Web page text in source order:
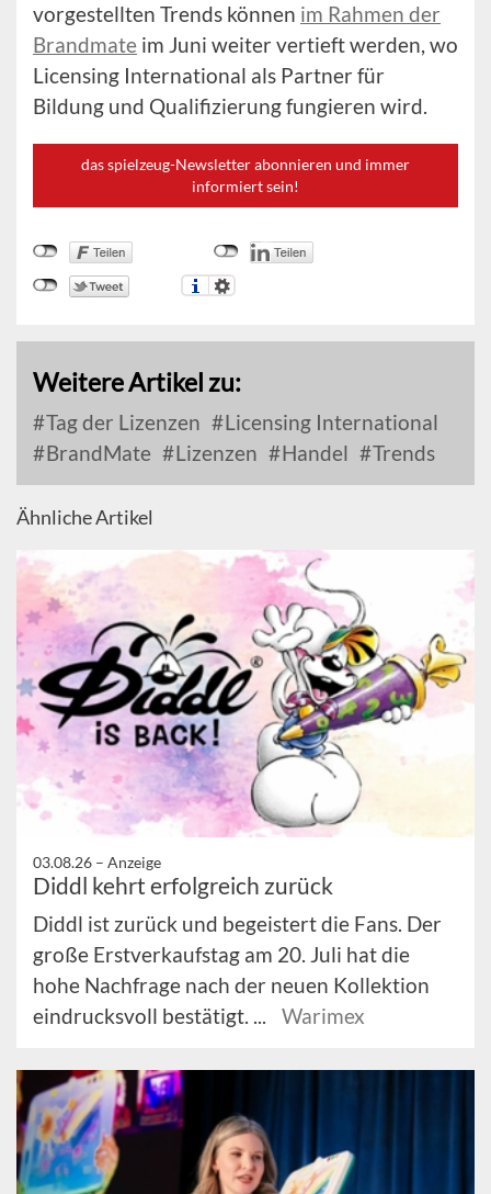
vorgestellten Trends können im Rahmen der
Brandmate im Juni weiter vertieft werden, wo
Licensing International als Partner für
Bildung und Qualifizierung fungieren wird.
das spielzeug-Newsletter abonnieren und immer
informiert sein!
Weitere Artikel zu:
Tag der Lizenzen
Licensing International
BrandMate
Lizenzen Handel Trends
Ähnliche Artikel
03.08.26 – Anzeige
Diddl kehrt erfolgreich zurück
Diddl ist zurück und begeistert die Fans. Der
große Erstverkaufstag am 20. Juli hat die
hohe Nachfrage nach der neuen Kollektion
eindrucksvoll bestätigt. ...
Warimex